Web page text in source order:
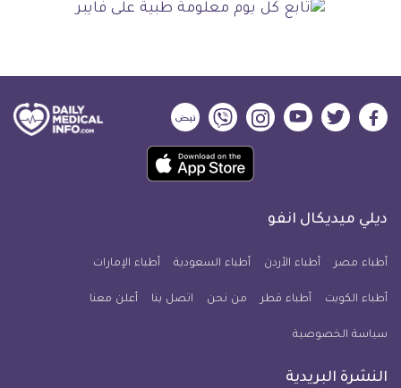
ديلي
فيسبوك
ديلي
تويتر
ديلي
ميديكال
يوتيوب
ديلي
ميديكال
انفو
ديلي
ميديكال
انفو
ديلي
ميديكال
انفو
حمل
تطبيق
معلومة
للآيفون
ديلي ميديكال انفو
أطباء مصر أطباء الأردن أطباء السعودية أطباء الإمارات
أطباء الكويت أطباء قطر من نحن اتصل بنا أعلن معنا
سياسة الخصوصية
النشرة البريدية